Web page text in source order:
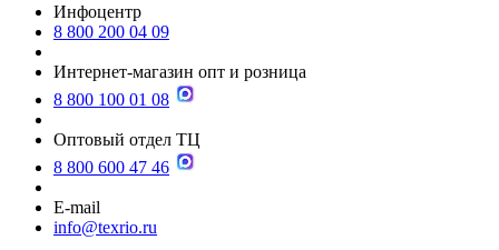
Инфоцентр
8 800 200 04 09
Интернет-магазин опт и розница
8 800 100 01 08
Оптовый отдел ТЦ
8 800 600 47 46
E-mail
info@texrio.ru